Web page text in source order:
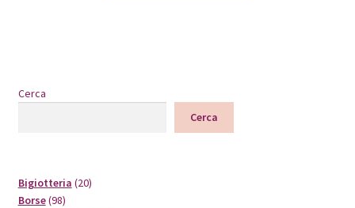
Cerca
Cerca
Bigiotteria 2020
Borse 9898